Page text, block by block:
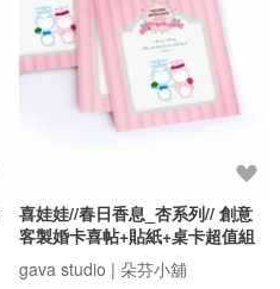
喜娃娃//春日香息_杏系列// 創意
客製婚卡喜帖+貼紙+桌卡超值組
gava studio | 朵芬小舖